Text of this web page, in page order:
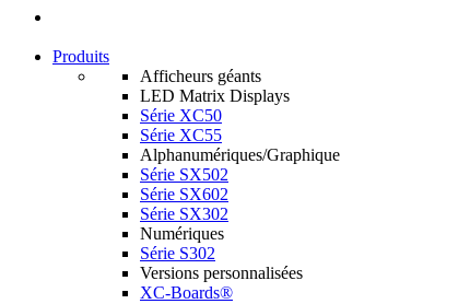
Produits
Afficheurs géants
LED Matrix Displays
Série XC50
Série XC55
Alphanumériques/Graphique
Série SX502
Série SX602
Série SX302
Numériques
Série S302
Versions personnalisées
XC-Boards®